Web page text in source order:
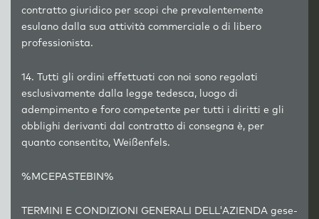
contratto giuridico per scopi che prevalentemente
esulano dalla sua attività commerciale o di libero
professionista.
14. Tutti gli ordini effettuati con noi sono regolati
esclusivamente dalla legge tedesca, luogo di
adempimento e foro competente per tutti i diritti e gli
obblighi derivanti dal contratto di consegna è, per
quanto consentito, Weißenfels.
%MCEPASTEBIN%
TERMINI E CONDIZIONI GENERALI DELL'AZIENDA gese-